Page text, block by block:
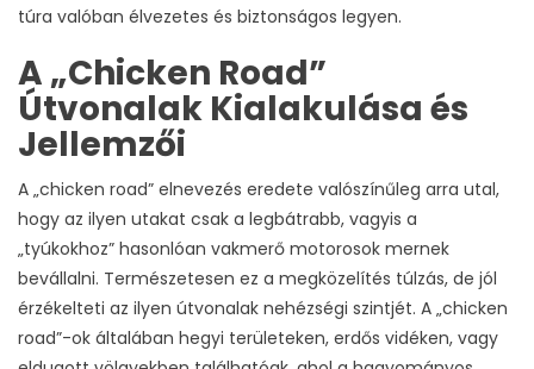
túra valóban élvezetes és biztonságos legyen.
A „Chicken Road”
Útvonalak Kialakulása és
Jellemzői
A „chicken road” elnevezés eredete valószínűleg arra utal,
hogy az ilyen utakat csak a legbátrabb, vagyis a
„tyúkokhoz” hasonlóan vakmerő motorosok mernek
bevállalni. Természetesen ez a megközelítés túlzás, de jól
érzékelteti az ilyen útvonalak nehézségi szintjét. A „chicken
road”-ok általában hegyi területeken, erdős vidéken, vagy